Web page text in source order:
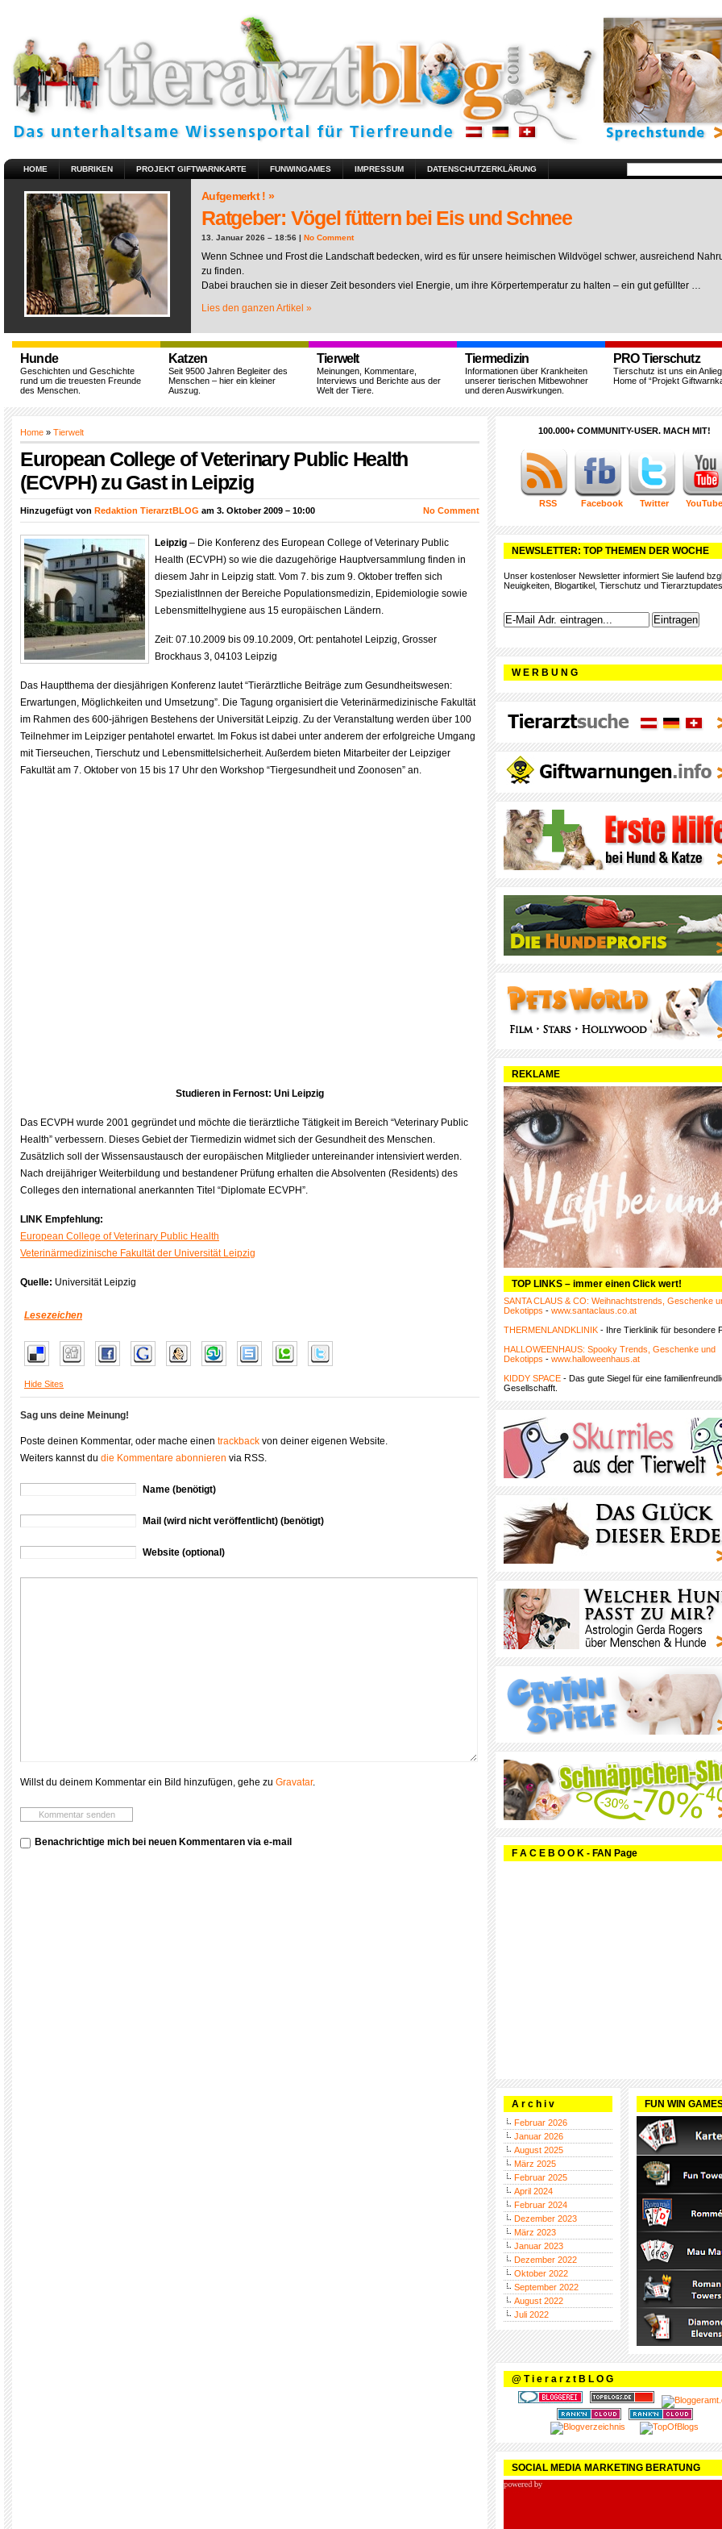
HOME RUBRIKEN PROJEKT GIFTWARNKARTE FUNWINGAMES IMPRESSUM DATENSCHUTZERKLÄRUNG
Aufgemerkt ! »
Ratgeber: Vögel füttern bei Eis und Schnee
13. Januar 2026 – 18:56 | No Comment
Wenn Schnee und Frost die Landschaft bedecken, wird es für unsere heimischen Wildvögel schwer, ausreichend
zu finden.
Dabei brauchen sie in dieser Zeit besonders viel Energie, um ihre Körpertemperatur zu halten – ein gut gefüllter …
Lies den ganzen Artikel »
Hunde
Geschichten und Geschichte
rund um die treuesten Freunde
des Menschen.
Katzen
Seit 9500 Jahren Begleiter des
Menschen – hier ein kleiner
Auszug.
Tierwelt
Meinungen, Kommentare,
Interviews und Berichte aus der
Welt der Tiere.
Tiermedizin
Informationen über Krankheiten
unserer tierischen Mitbewohner
und deren Auswirkungen.
PRO Tierschutz
Tierschutz ist uns ein
Home of “Projekt
Home » Tierwelt
European College of Veterinary Public Health
(ECVPH) zu Gast in Leipzig
Hinzugefügt von Redaktion TierarztBLOG am 3. Oktober 2009 – 10:00 No Comment
Leipzig – Die Konferenz des European College of Veterinary Public
Health (ECVPH) so wie die dazugehörige Hauptversammlung finden in
diesem Jahr in Leipzig statt. Vom 7. bis zum 9. Oktober treffen sich
SpezialistInnen der Bereiche Populationsmedizin, Epidemiologie sowie
Lebensmittelhygiene aus 15 europäischen Ländern.
Zeit: 07.10.2009 bis 09.10.2009, Ort: pentahotel Leipzig, Grosser
Brockhaus 3, 04103 Leipzig
Das Hauptthema der diesjährigen Konferenz lautet “Tierärztliche Beiträge zum Gesundheitswesen:
Erwartungen, Möglichkeiten und Umsetzung”. Die Tagung organisiert die Veterinärmedizinische Fakultät
im Rahmen des 600-jährigen Bestehens der Universität Leipzig. Zu der Veranstaltung werden über 100
Teilnehmer im Leipziger pentahotel erwartet. Im Fokus ist dabei unter anderem der erfolgreiche Umgang
mit Tierseuchen, Tierschutz und Lebensmittelsicherheit. Außerdem bieten Mitarbeiter der Leipziger
Fakultät am 7. Oktober von 15 bis 17 Uhr den Workshop “Tiergesundheit und Zoonosen” an.
Studieren in Fernost: Uni Leipzig
Das ECVPH wurde 2001 gegründet und möchte die tierärztliche Tätigkeit im Bereich “Veterinary Public
Health” verbessern. Dieses Gebiet der Tiermedizin widmet sich der Gesundheit des Menschen.
Zusätzlich soll der Wissensaustausch der europäischen Mitglieder untereinander intensiviert werden.
Nach dreijähriger Weiterbildung und bestandener Prüfung erhalten die Absolventen (Residents) des
Colleges den international anerkannten Titel “Diplomate ECVPH”.
LINK Empfehlung:
European College of Veterinary Public Health
Veterinärmedizinische Fakultät der Universität Leipzig
Quelle: Universität Leipzig
Lesezeichen
Hide Sites
Sag uns deine Meinung!
Poste deinen Kommentar, oder mache einen trackback von deiner eigenen Website.
Weiters kannst du die Kommentare abonnieren via RSS.
Name (benötigt)
Mail (wird nicht veröffentlicht) (benötigt)
Website (optional)
Willst du deinem Kommentar ein Bild hinzufügen, gehe zu Gravatar.
Benachrichtige mich bei neuen Kommentaren via e-mail
100.000+ COMMUNITY-USER. MACH MIT!
RSS Facebook Twitter YouTube
NEWSLETTER: TOP THEMEN DER WOCHE
Unser kostenloser Newsletter informiert Sie laufend
Neuigkeiten, Blogartikel, Tierschutz und
W E R B U N G
REKLAME
TOP LINKS – immer einen Click wert!
SANTA CLAUS & CO: Weihnachtstrends, Geschenke
Dekotipps - www.santaclaus.co.at
THERMENLANDKLINIK - Ihre Tierklinik für besondere
HALLOWEENHAUS: Spooky Trends, Geschenke und
Dekotipps - www.halloweenhaus.at
KIDDY SPACE - Das gute Siegel für eine
Gesellschafft.
F A C E B O O K - FAN Page
A r c h i v
Februar 2026
Januar 2026
August 2025
März 2025
Februar 2025
April 2024
Februar 2024
Dezember 2023
März 2023
Januar 2023
Dezember 2022
Oktober 2022
September 2022
August 2022
Juli 2022
FUN WIN
@ T i e r a r z t B L O G
SOCIAL MEDIA MARKETING BERATUNG